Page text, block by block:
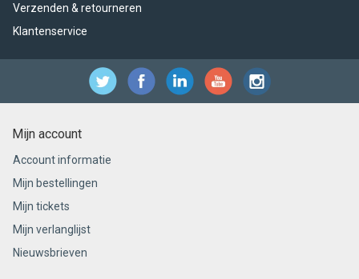
Verzenden & retourneren
Klantenservice
Mijn account
Account informatie
Mijn bestellingen
Mijn tickets
Mijn verlanglijst
Nieuwsbrieven